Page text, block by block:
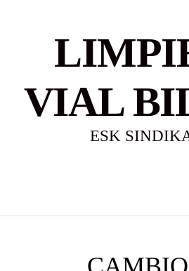
VIAL
ESK